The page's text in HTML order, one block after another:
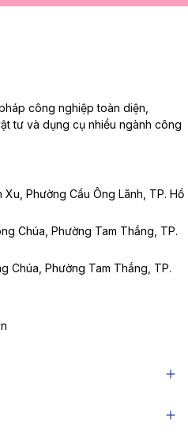
công nghiệp toàn diện,
tư và dụng cụ nhiều ngành công
Phường Cầu Ông Lãnh, TP. Hồ
Chúa, Phường Tam Thắng, TP.
Chúa, Phường Tam Thắng, TP.